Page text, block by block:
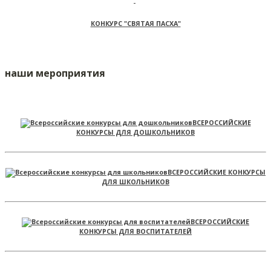
КОНКУРС "СВЯТАЯ ПАСХА"
наши мероприятия
ВСЕРОССИЙСКИЕ
КОНКУРСЫ ДЛЯ ДОШКОЛЬНИКОВ
ВСЕРОССИЙСКИЕ КОНКУРСЫ
ДЛЯ ШКОЛЬНИКОВ
ВСЕРОССИЙСКИЕ
КОНКУРСЫ ДЛЯ ВОСПИТАТЕЛЕЙ